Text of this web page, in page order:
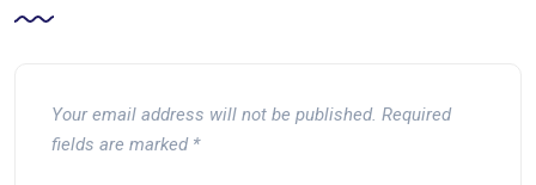
Your email address will not be published. Required
fields are marked *